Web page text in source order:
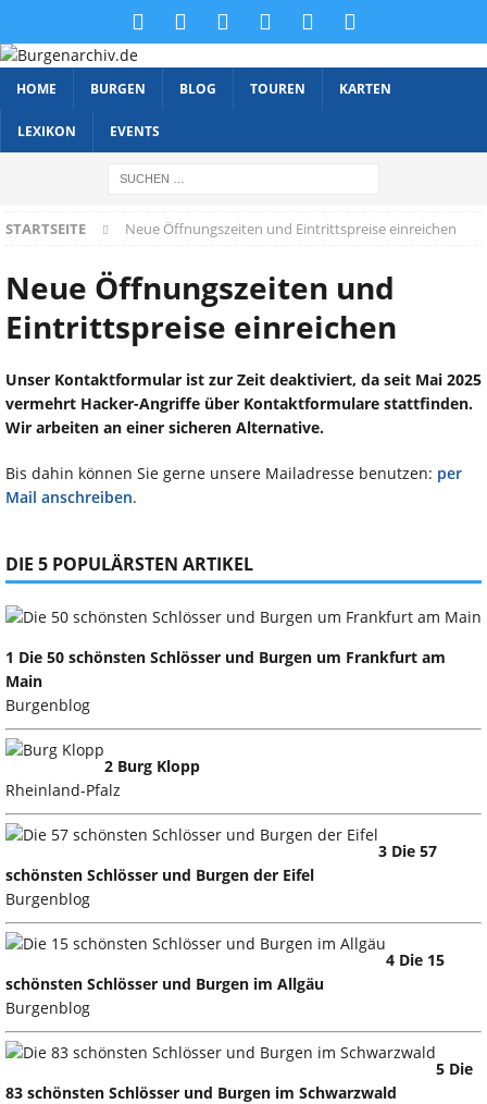
HOME BURGEN BLOG TOUREN KARTEN
LEXIKON EVENTS
STARTSEITE Neue Öffnungszeiten und Eintrittspreise einreichen
Neue Öffnungszeiten und
Eintrittspreise einreichen
Unser Kontaktformular ist zur Zeit deaktiviert, da seit Mai 2025
vermehrt Hacker-Angriffe über Kontaktformulare stattfinden.
Wir arbeiten an einer sicheren Alternative.
Bis dahin können Sie gerne unsere Mailadresse benutzen: per
Mail anschreiben.
DIE 5 POPULÄRSTEN ARTIKEL
1 Die 50 schönsten Schlösser und Burgen um Frankfurt am
Main
Burgenblog
2 Burg Klopp
Rheinland-Pfalz
3 Die 57
schönsten Schlösser und Burgen der Eifel
Burgenblog
4 Die 15
schönsten Schlösser und Burgen im Allgäu
Burgenblog
5 Die
83 schönsten Schlösser und Burgen im Schwarzwald